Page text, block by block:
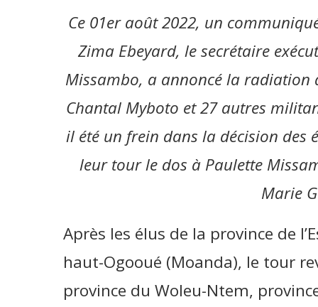
Ce 01er août 2022, un
Zima Ebeyard, le secrétaire
Missambo, a annoncé la radiation
Chantal Myboto et 27 autres
il été un frein dans la décision des
leur tour le dos à Paulette
Marie
Après les élus de la province de
haut-Ogooué (Moanda), le tour
province du Woleu-Ntem,